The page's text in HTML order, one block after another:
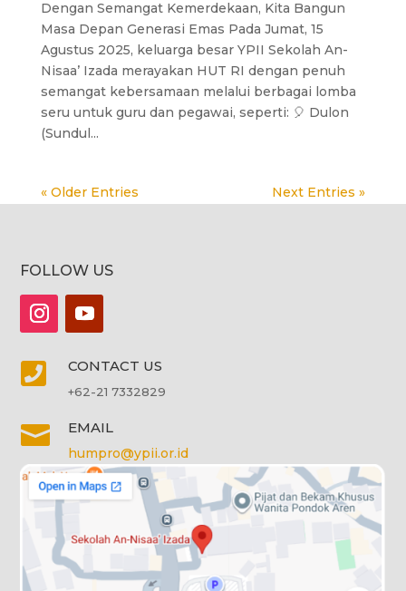
Dengan Semangat Kemerdekaan, Kita Bangun
Masa Depan Generasi Emas Pada Jumat, 15
Agustus 2025, keluarga besar YPII Sekolah An-
Nisaa’ Izada merayakan HUT RI dengan penuh
semangat kebersamaan melalui berbagai lomba
seru untuk guru dan pegawai, seperti: 🎈 Dulon
(Sundul...
« Older Entries Next Entries »
FOLLOW US
 CONTACT US
+62-21 7332829
 EMAIL
humpro@ypii.or.id